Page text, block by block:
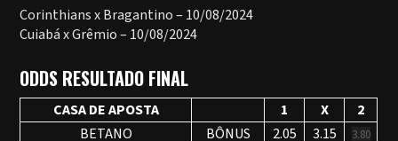
Corinthians x Bragantino – 10/08/2024
Cuiabá x Grêmio – 10/08/2024
ODDS RESULTADO FINAL
CASA DE APOSTA 1 X
2
BETANO
BÔNUS 2.05 3.15 3.80